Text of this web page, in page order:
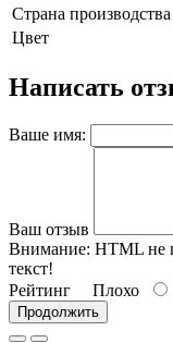
Страна производства
Цвет
Написать
Ваше имя:
Ваш отзыв
Внимание: HTML не
текст!
Рейтинг Плохо
Продолжить